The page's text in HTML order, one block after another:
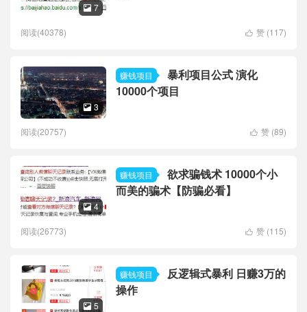
 7
 赞 (117)
阅读(40378)
赚钱项目
暴利项目公式 演化
10000个项目
 3
 赞 (89)
阅读(20757)
赚钱项目
欲求骗钱术 10000个小
而美的骗术【防骗必看】
 4
 赞 (115)
阅读(26773)
赚钱项目
反逻辑式暴利 日赚3万的
操作
 5